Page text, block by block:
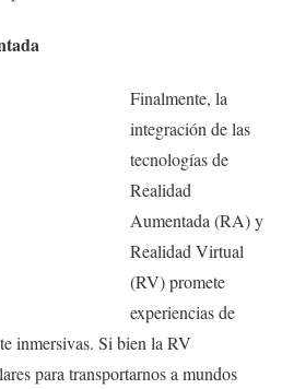
Finalmente, la
integración de las
tecnologías de
Realidad
Aumentada (RA) y
Realidad Virtual
(RV) promete
experiencias de
inmersivas. Si bien la RV
para transportarnos a mundos